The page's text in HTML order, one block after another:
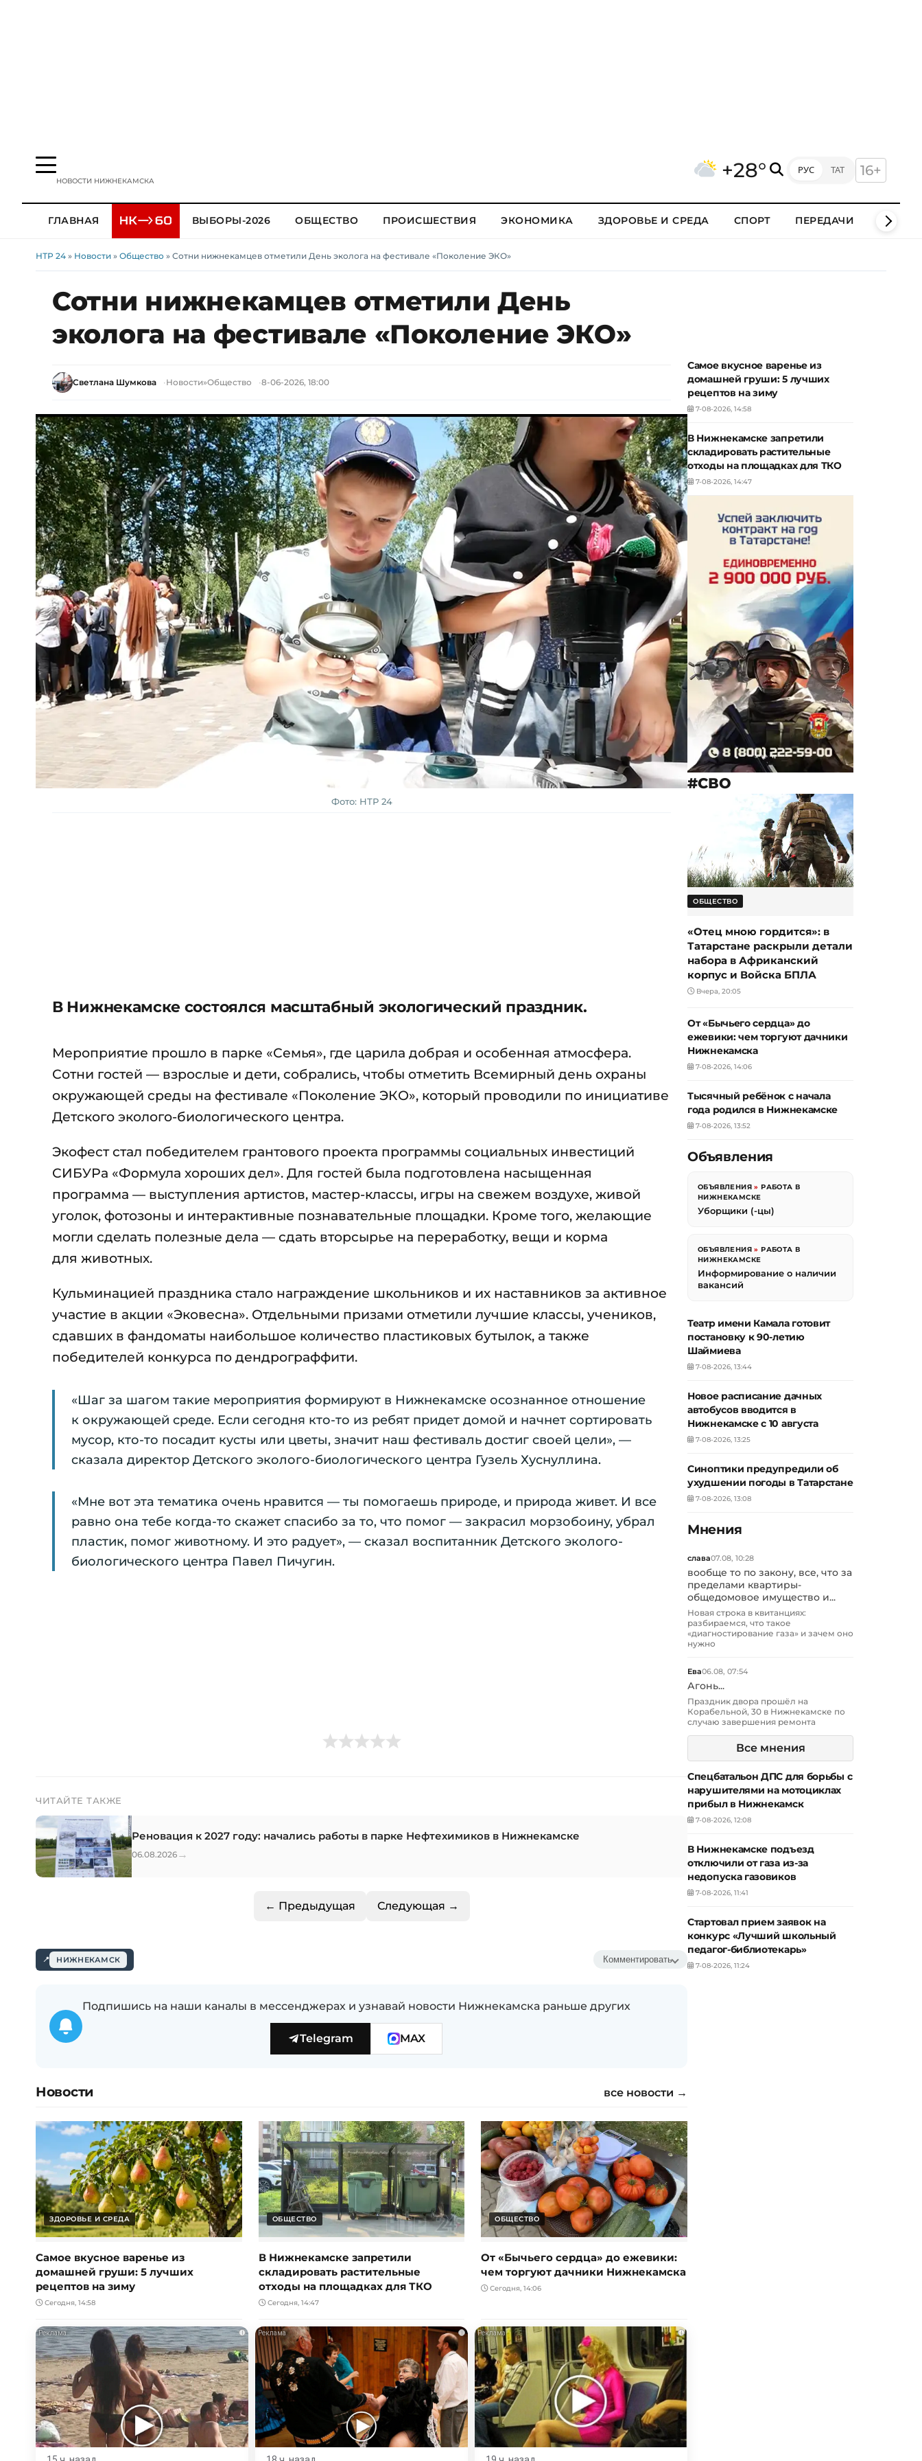
НОВОСТИ НИЖНЕКАМСКА +28° РУС ТАТ 16+
ГЛАВНАЯ ВЫБОРЫ-2026 ОБЩЕСТВО ПРОИСШЕСТВИЯ ЭКОНОМИКА ЗДОРОВЬЕ И СРЕДА СПОРТ ПЕРЕДАЧИ КЛИПЫ
НТР 24 » Новости » Общество » Сотни нижнекамцев отметили День эколога на фестивале «Поколение ЭКО»
Сотни нижнекамцев отметили День
эколога на фестивале «Поколение ЭКО»
Светлана Шумкова Новости»Общество 8-06-2026, 18:00
Фото: НТР 24
В Нижнекамске состоялся масштабный экологический праздник.
Мероприятие прошло в парке «Семья», где царила добрая и особенная атмосфера.
Сотни гостей — взрослые и дети, собрались, чтобы отметить Всемирный день охраны
окружающей среды на фестивале «Поколение ЭКО», который проводили по инициативе
Детского эколого-биологического центра.
Экофест стал победителем грантового проекта программы социальных инвестиций
СИБУРа «Формула хороших дел». Для гостей была подготовлена насыщенная
программа — выступления артистов, мастер-классы, игры на свежем воздухе, живой
уголок, фотозоны и интерактивные познавательные площадки. Кроме того, желающие
могли сделать полезные дела — сдать вторсырье на переработку, вещи и корма
для животных.
Кульминацией праздника стало награждение школьников и их наставников за активное
участие в акции «Эковесна». Отдельными призами отметили лучшие классы, учеников,
сдавших в фандоматы наибольшое количество пластиковых бутылок, а также
победителей конкурса по дендрограффити.
«Шаг за шагом такие мероприятия формируют в Нижнекамске осознанное отношение
к окружающей среде. Если сегодня кто-то из ребят придет домой и начнет сортировать
мусор, кто-то посадит кусты или цветы, значит наш фестиваль достиг своей цели», —
сказала директор Детского эколого-биологического центра Гузель Хуснуллина.
«Мне вот эта тематика очень нравится — ты помогаешь природе, и природа живет. И все
равно она тебе когда-то скажет спасибо за то, что помог — закрасил морзобоину, убрал
пластик, помог животному. И это радует», — сказал воспитанник Детского эколого-
биологического центра Павел Пичугин.
ЧИТАЙТЕ ТАКЖЕ
Реновация к 2027 году: начались работы в парке Нефтехимиков в Нижнекамске
06.08.2026 →
← Предыдущая Следующая →
НИЖНЕКАМСК Комментировать
Подпишись на наши каналы в мессенджерах и узнавай новости Нижнекамска раньше других
Telegram MAX
Новости все новости →
ЗДОРОВЬЕ И СРЕДА
Самое вкусное варенье из
домашней груши: 5 лучших
рецептов на зиму
Сегодня, 14:58
ОБЩЕСТВО
В Нижнекамске запретили
складировать растительные
отходы на площадках для ТКО
Сегодня, 14:47
ОБЩЕСТВО
От «Бычьего сердца» до ежевики:
чем торгуют дачники Нижнекамска
Сегодня, 14:06
i i i
Самое вкусное варенье из
домашней груши: 5 лучших
рецептов на зиму
7-08-2026, 14:58
В Нижнекамске запретили
складировать растительные
отходы на площадках для ТКО
7-08-2026, 14:47
#СВО
ОБЩЕСТВО
«Отец мною гордится»: в
Татарстане раскрыли детали
набора в Африканский
корпус и Войска БПЛА
Вчера, 20:05
От «Бычьего сердца» до
ежевики: чем торгуют дачники
Нижнекамска
7-08-2026, 14:06
Тысячный ребёнок с начала
года родился в Нижнекамске
7-08-2026, 13:52
Объявления
ОБЪЯВЛЕНИЯ »РАБОТА В
НИЖНЕКАМСКЕ
Уборщики (-цы)
ОБЪЯВЛЕНИЯ »РАБОТА В
НИЖНЕКАМСКЕ
Информирование о наличии
вакансий
Театр имени Камала готовит
постановку к 90-летию
Шаймиева
7-08-2026, 13:44
Новое расписание дачных
автобусов вводится в
Нижнекамске с 10 августа
7-08-2026, 13:25
Синоптики предупредили об
ухудшении погоды в Татарстане
7-08-2026, 13:08
Мнения
слава07.08, 10:28
вообще то по закону, все, что за
пределами квартиры-
общедомовое имущество и...
Новая строка в квитанциях:
разбираемся, что такое
«диагностирование газа» и зачем оно
нужно
Ева06.08, 07:54
Агонь...
Праздник двора прошёл на
Корабельной, 30 в Нижнекамске по
случаю завершения ремонта
Все мнения
Спецбатальон ДПС для борьбы с
нарушителями на мотоциклах
прибыл в Нижнекамск
7-08-2026, 12:08
В Нижнекамске подъезд
отключили от газа из-за
недопуска газовиков
7-08-2026, 11:41
Стартовал прием заявок на
конкурс «Лучший школьный
педагог-библиотекарь»
7-08-2026, 11:24